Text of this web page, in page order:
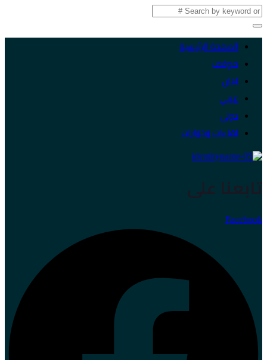
الصفحة الرئيسية
موقف
لبنان
عربي
دولي
لقاءات وحوارات
تابعنا على
Facebook